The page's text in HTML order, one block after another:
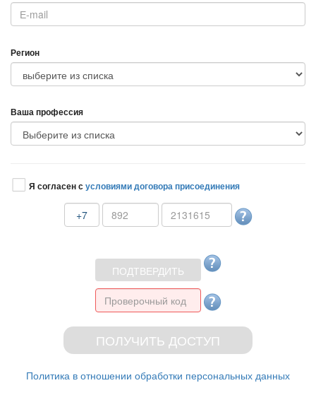
Регион
аша профессия
Я согласен сусловиями договора присоединения
+7
Политика в отношении обработки персональных данных